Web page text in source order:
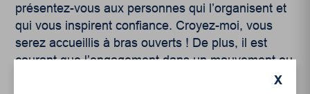
présentez-vous aux personnes qui l’organisent et
qui vous inspirent confiance. Croyez-moi, vous
serez accueillis à bras ouverts ! De plus, il est
courant que l’engagement dans un mouvement ou
une cause suscite des amitiés. De fait, la défense
X